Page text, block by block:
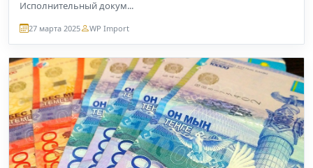
Исполнительный докум...
27 марта 2025 WP Import